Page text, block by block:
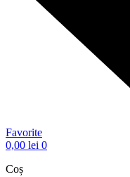
Favorite
0,00 lei 0
Coș